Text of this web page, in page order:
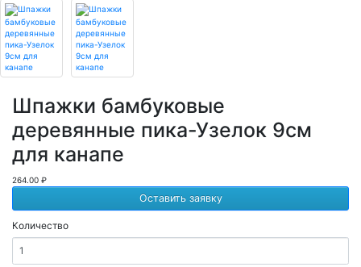
Шпажки бамбуковые
деревянные пика-Узелок 9см
для канапе
264.00 ₽
Оставить заявку
Количество